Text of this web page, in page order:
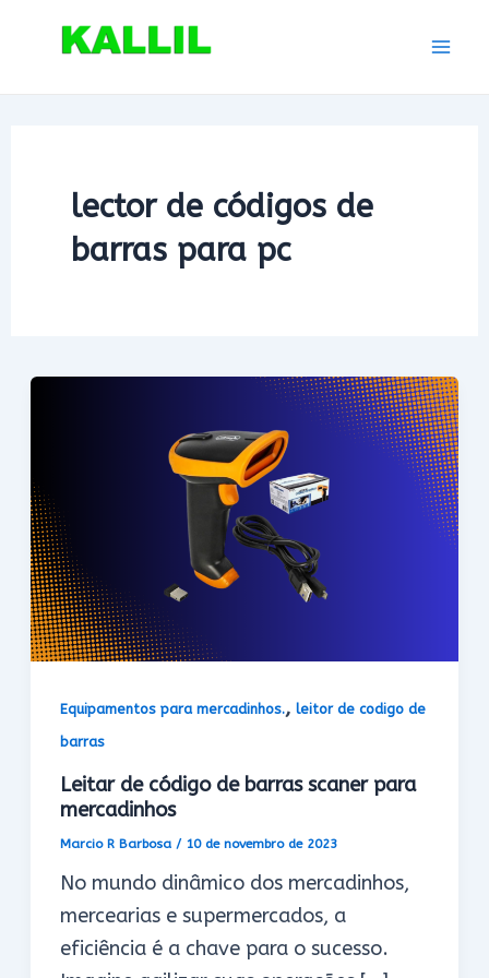
lector de códigos de
barras para pc
Equipamentos para mercadinhos.,leitor de codigo de
barras
Leitar de código de barras scaner para
mercadinhos
Marcio R Barbosa/ 10 de novembro de 2023
No mundo dinâmico dos mercadinhos,
mercearias e supermercados, a
eficiência é a chave para o sucesso.